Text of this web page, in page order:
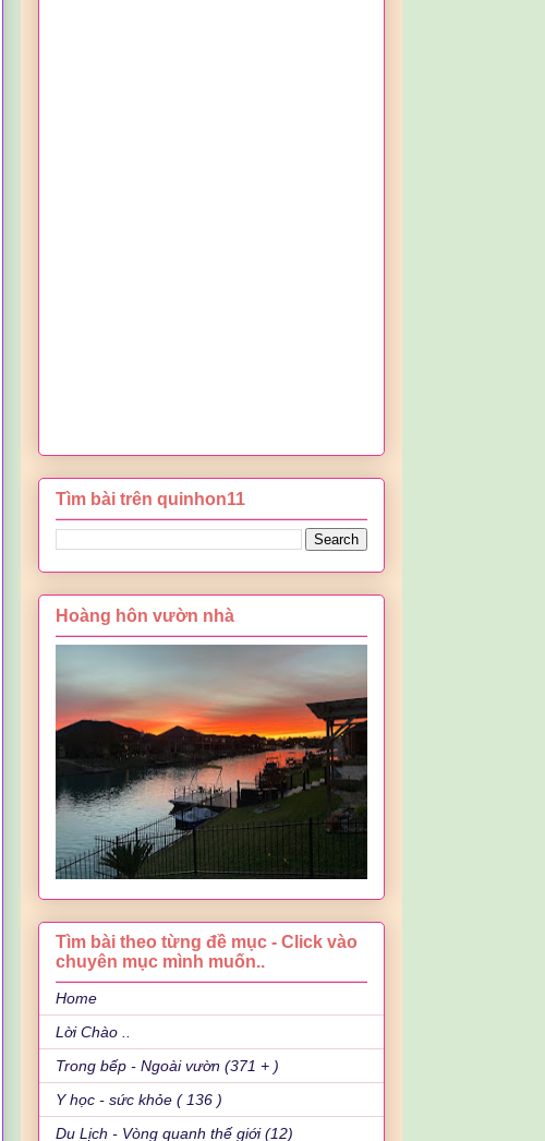
Tìm bài trên quinhon11
Hoàng hôn vườn nhà
Tìm bài theo từng đề mục - Click vào
chuyên mục mình muốn..
Home
Lời Chào ..
Trong bếp - Ngoài vườn (371 + )
Y học - sức khỏe ( 136 )
Du Lịch - Vòng quanh thế giới (12)